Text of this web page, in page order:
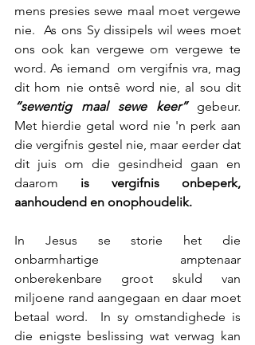
mens presies sewe maal moet vergewe
nie.  As ons Sy dissipels wil wees moet
ons ook kan vergewe om vergewe te
word. As iemand  om vergifnis vra, mag
“sewentig maal sewe keer” gebeur.
Met hierdie getal word nie 'n perk aan
die vergifnis gestel nie, maar eerder dat
dit juis om die gesindheid gaan en
daarom is vergifnis onbeperk,
aanhoudend en onophoudelik.
In Jesus se storie het die
onbarmhartige amptenaar
onberekenbare groot skuld van
miljoene rand aangegaan en daar moet
betaal word.  In sy omstandighede is
die enigste beslissing wat verwag kan